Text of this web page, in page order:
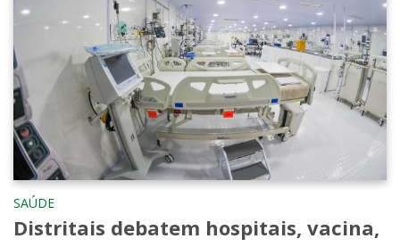
SAÚDE
Distritais debatem hospitais, vacina,